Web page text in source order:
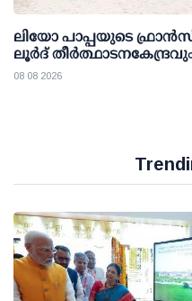
ലിയോ പാപ്പയുടെ
ലൂർദ്
08 08 2026